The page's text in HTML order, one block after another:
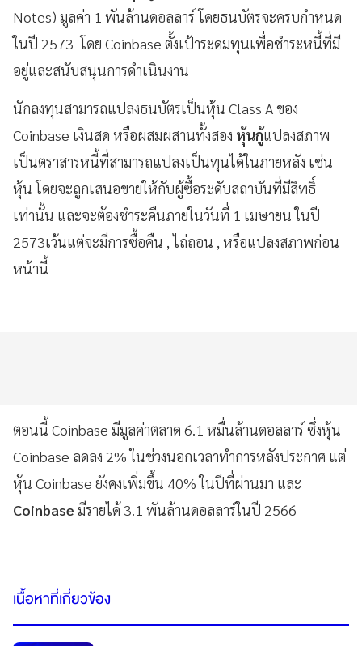
Notes) มูลค่า 1 พันล้านดอลลาร์ โดยธนบัตรจะครบกำหนด
ในปี 2573 โดย Coinbase ตั้งเป้าระดมทุนเพื่อชำระหนี้ที่มี
อยู่และสนับสนุนการดำเนินงาน
นักลงทุนสามารถแปลงธนบัตรเป็นหุ้น Class A ของ
Coinbase เงินสด หรือผสมผสานทั้งสอง หุ้นกู้แปลงสภาพ
เป็นตราสารหนี้ที่สามารถแปลงเป็นทุนได้ในภายหลัง เช่น
หุ้น โดยจะถูกเสนอขายให้กับผู้ซื้อระดับสถาบันที่มีสิทธิ์
เท่านั้น และจะต้องชำระคืนภายในวันที่ 1 เมษายน ในปี
2573เว้นแต่จะมีการซื้อคืน , ไถ่ถอน , หรือแปลงสภาพก่อน
หน้านี้
ตอนนี้ Coinbase มีมูลค่าตลาด 6.1 หมื่นล้านดอลลาร์ ซึ่งหุ้น
Coinbase ลดลง 2% ในช่วงนอกเวลาทำการหลังประกาศ แต่
หุ้น Coinbase ยังคงเพิ่มขึ้น 40% ในปีที่ผ่านมา และ
Coinbase มีรายได้ 3.1 พันล้านดอลลาร์ในปี 2566
เนื้อหาที่เกี่ยวข้อง